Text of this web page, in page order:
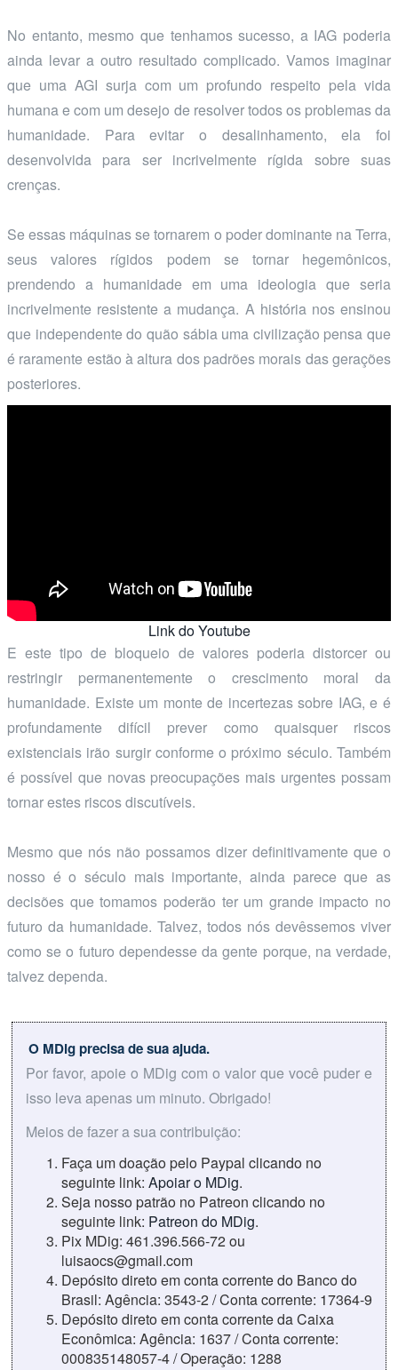
No entanto, mesmo que tenhamos sucesso, a IAG poderia
ainda levar a outro resultado complicado. Vamos imaginar
que uma AGI surja com um profundo respeito pela vida
humana e com um desejo de resolver todos os problemas da
humanidade. Para evitar o desalinhamento, ela foi
desenvolvida para ser incrivelmente rígida sobre suas
crenças.
Se essas máquinas se tornarem o poder dominante na Terra,
seus valores rígidos podem se tornar hegemônicos,
prendendo a humanidade em uma ideologia que seria
incrivelmente resistente a mudança. A história nos ensinou
que independente do quão sábia uma civilização pensa que
é raramente estão à altura dos padrões morais das gerações
posteriores.
Link do Youtube
E este tipo de bloqueio de valores poderia distorcer ou
restringir permanentemente o crescimento moral da
humanidade. Existe um monte de incertezas sobre IAG, e é
profundamente difícil prever como quaisquer riscos
existenciais irão surgir conforme o próximo século. Também
é possível que novas preocupações mais urgentes possam
tornar estes riscos discutíveis.
Mesmo que nós não possamos dizer definitivamente que o
nosso é o século mais importante, ainda parece que as
decisões que tomamos poderão ter um grande impacto no
futuro da humanidade. Talvez, todos nós devêssemos viver
como se o futuro dependesse da gente porque, na verdade,
talvez dependa.
O MDig precisa de sua ajuda.
Por favor, apoie o MDig com o valor que você puder e
isso leva apenas um minuto. Obrigado!
Meios de fazer a sua contribuição:
Faça um doação pelo Paypal clicando no
seguinte link: Apoiar o MDig.
Seja nosso patrão no Patreon clicando no
seguinte link: Patreon do MDig.
Pix MDig: 461.396.566-72 ou
luisaocs@gmail.com
Depósito direto em conta corrente do Banco do
Brasil: Agência: 3543-2 / Conta corrente: 17364-9
Depósito direto em conta corrente da Caixa
Econômica: Agência: 1637 / Conta corrente:
000835148057-4 / Operação: 1288